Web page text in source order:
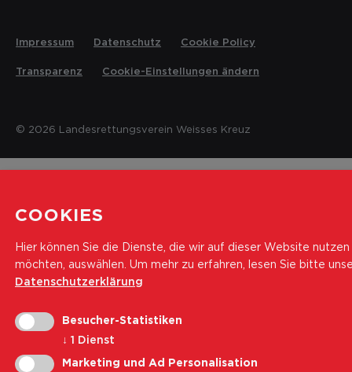
© 2026 Landesrettungsverein Weisses Kreuz
Impressum Datenschutz Cookie Policy
Transparenz Cookie-Einstellungen ändern
COOKIES
Hier können Sie die Dienste, die wir auf dieser Website nutzen
möchten, auswählen. Um mehr zu erfahren, lesen Sie bitte
Datenschutzerklärung
Besucher-Statistiken
↓ 1 Dienst
Marketing und Ad Personalisation